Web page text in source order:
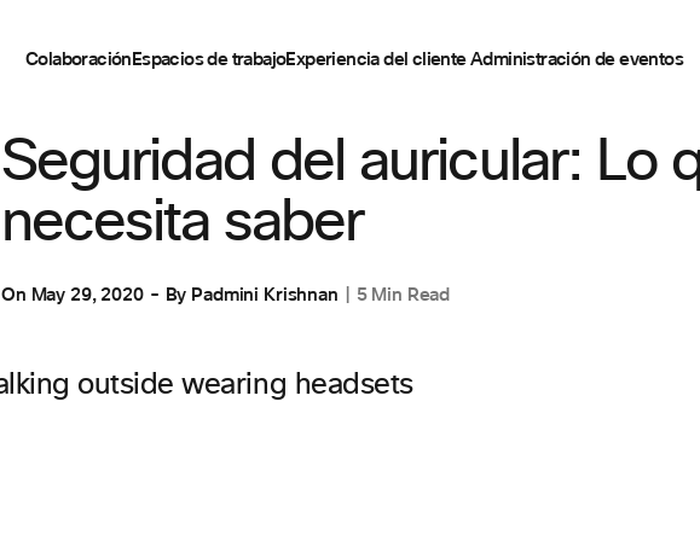
ColaboraciónEspacios de trabajoExperiencia del clienteAdministración de eventos
Seguridad del auricular: Lo
necesita saber
On May 29, 2020 By Padmini Krishnan 5 Min Read